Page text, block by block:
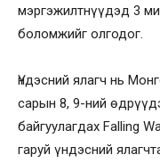
мэргэжилтнүүдэд 3
боломжийг олгодог.
Үндэсний ялагч нь
сарын 8, 9-ний
байгуулагдах Falling
гаруй үндэсний